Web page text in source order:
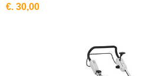
€. 30,00